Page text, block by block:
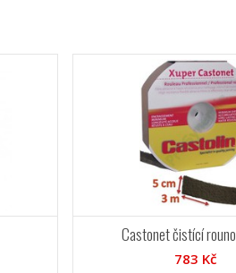
Castonet čistící
783 Kč